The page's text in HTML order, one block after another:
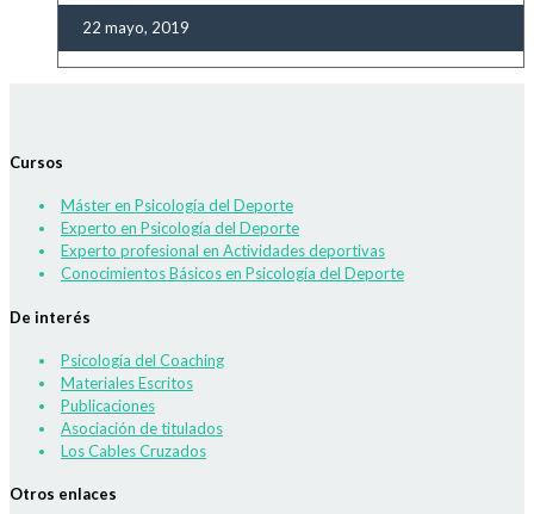
22 mayo, 2019
Cursos
Máster en Psicología del Deporte
Experto en Psicología del Deporte
Experto profesional en Actividades deportivas
Conocimientos Básicos en Psicología del Deporte
De interés
Psicología del Coaching
Materiales Escritos
Publicaciones
Asociación de titulados
Los Cables Cruzados
Otros enlaces